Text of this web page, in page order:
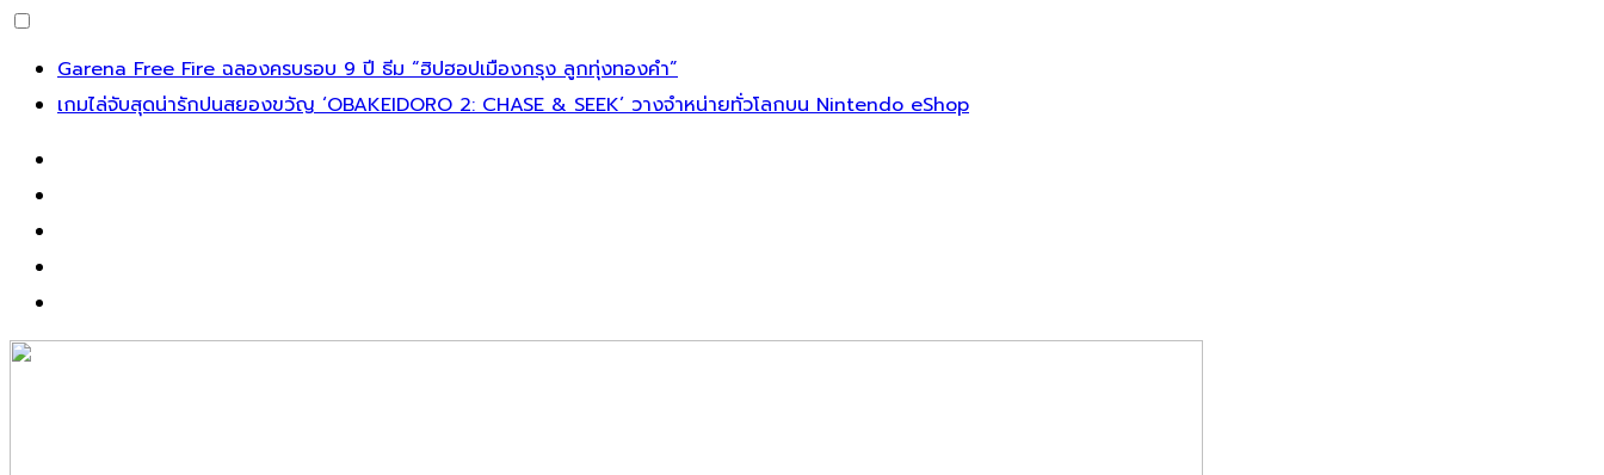
Garena Free Fire ฉลองครบรอบ 9 ปี ธีม “ฮิปฮอปเมืองกรุง ลูกทุ่งทองคำ”
เกมไล่จับสุดน่ารักปนสยองขวัญ ‘OBAKEIDORO 2: CHASE & SEEK’ วางจำหน่ายทั่วโลกบน Nintendo eShop